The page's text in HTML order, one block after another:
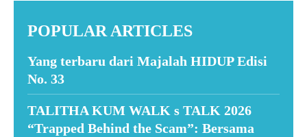
POPULAR ARTICLES
Yang terbaru dari Majalah HIDUP Edisi
No. 33
TALITHA KUM WALK s TALK 2026
“Trapped Behind the Scam”: Bersama